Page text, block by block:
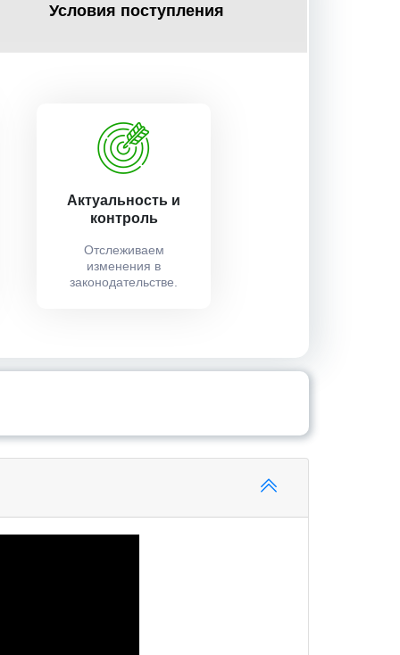
Условия поступления
Актуальность и
контроль
Отслеживаем
изменения в
законодательстве.